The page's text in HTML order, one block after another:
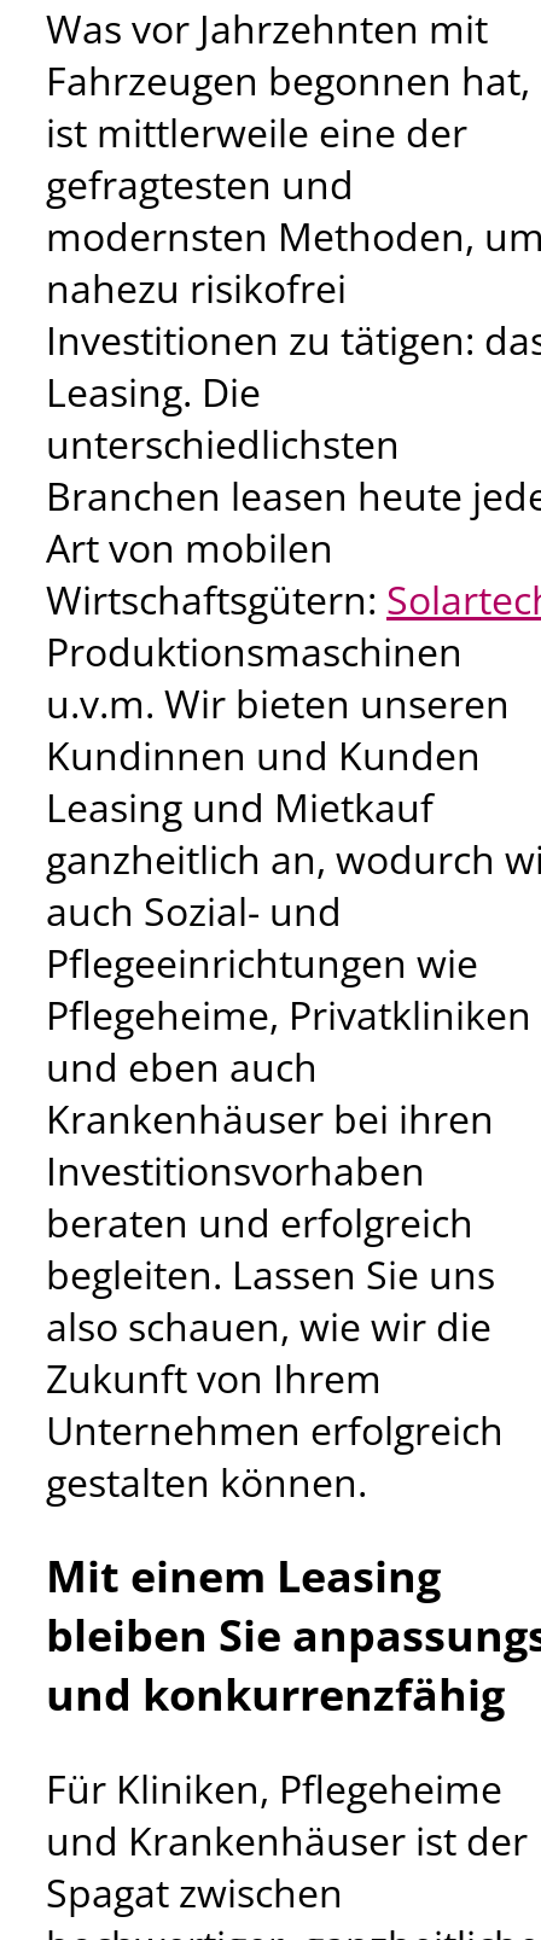
Was vor Jahrzehnten mit
Fahrzeugen begonnen hat,
ist mittlerweile eine der
gefragtesten und
modernsten Methoden,
nahezu risikofrei
Investitionen zu tätigen:
Leasing. Die
unterschiedlichsten
Branchen leasen heute
Art von mobilen
Wirtschaftsgütern:
Produktionsmaschinen
u.v.m. Wir bieten unseren
Kundinnen und Kunden
Leasing und Mietkauf
ganzheitlich an, wodurch
auch Sozial- und
Pflegeeinrichtungen wie
Pflegeheime, Privatkliniken
und eben auch
Krankenhäuser bei ihren
Investitionsvorhaben
beraten und erfolgreich
begleiten. Lassen Sie uns
also schauen, wie wir die
Zukunft von Ihrem
Unternehmen erfolgreich
gestalten können.
Mit einem Leasing
bleiben Sie
und konkurrenzfähig
Für Kliniken, Pflegeheime
und Krankenhäuser ist der
Spagat zwischen